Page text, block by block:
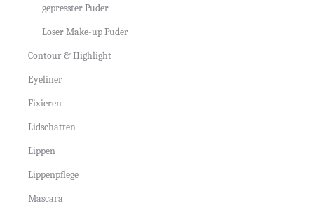
gepresster Puder
Loser Make-up Puder
Contour & Highlight
Eyeliner
Fixieren
Lidschatten
Lippen
Lippenpflege
Mascara